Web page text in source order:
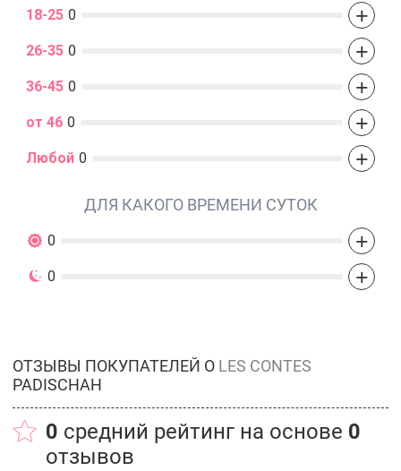
18-25 0 +
26-35 0 +
36-45 0 +
от 46 0 +
Любой 0 +
ДЛЯ КАКОГО ВРЕМЕНИ СУТОК
0 +
0 +
ОТЗЫВЫ ПОКУПАТЕЛЕЙ О LES CONTES
PADISCHAH
0 средний рейтинг на основе 0
отзывов